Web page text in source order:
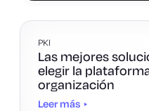
PKI
Las mejores
elegir la
organización
Leer más